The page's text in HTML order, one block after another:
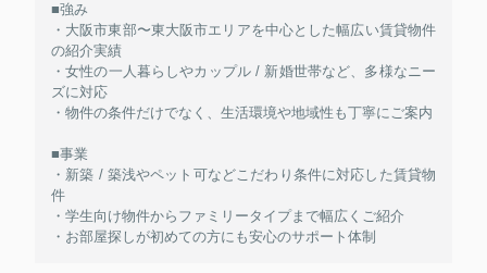
■強み
・大阪市東部〜東大阪市エリアを中心とした幅広い賃貸物件
の紹介実績
・女性の一人暮らしやカップル / 新婚世帯など、多様なニー
ズに対応
・物件の条件だけでなく、生活環境や地域性も丁寧にご案内
■事業
・新築 / 築浅やペット可などこだわり条件に対応した賃貸物
件
・学生向け物件からファミリータイプまで幅広くご紹介
・お部屋探しが初めての方にも安心のサポート体制